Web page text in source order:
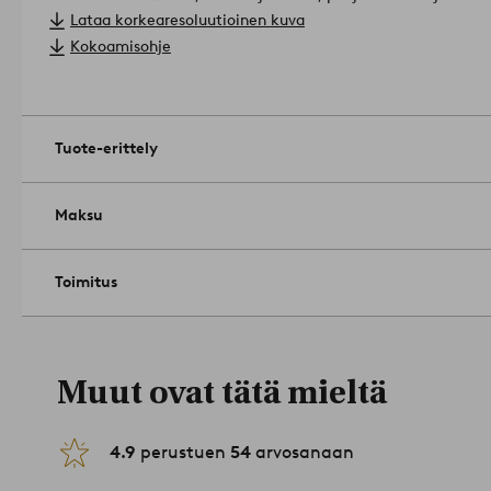
Lampunkanta/lamppu: 1 x E27, enintään 25 W. Valonlähde ei
Vinkki: Uusi pieni pöytävalaisin valaisee ja luo kutsuvan
Lataa korkearesoluutioinen kuva
Kokoamisohje
Tuote-erittely
Maksu
Toimitus
Muut ovat tätä mieltä
4.9 perustuen 54 arvosanaan